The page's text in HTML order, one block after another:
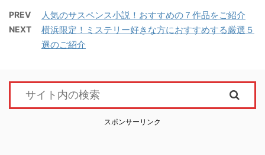
PREV 人気のサスペンス小説！おすすめの７作品をご紹介
NEXT
横浜限定！ミステリー好きな方におすすめする厳選５
選のご紹介
スポンサーリンク